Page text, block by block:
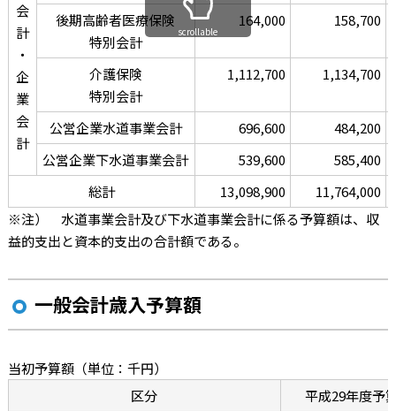
会
計
・
企
業
会
計
後期高齢者医療保険
特別会計
164,000 158,700
介護保険
特別会計
1,112,700 1,134,700
公営企業水道事業会計 696,600
484,200
公営企業下水道事業会計
539,600
585,400
総計
13,098,900 11,764,000
scrollable
※注） 水道事業会計及び下水道事業会計に係る予算額は、収
益的支出と資本的支出の合計額である。
一般会計歳入予算額
当初予算額（単位：千円）
区分
平成29年度予